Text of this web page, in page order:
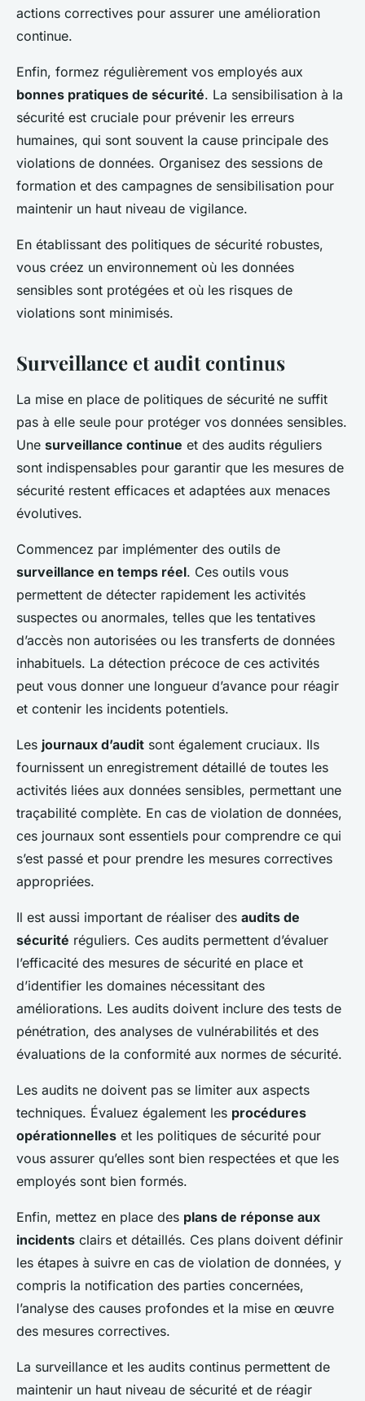
actions correctives pour assurer une amélioration
continue.
Enfin, formez régulièrement vos employés aux
bonnes pratiques de sécurité. La sensibilisation à la
sécurité est cruciale pour prévenir les erreurs
humaines, qui sont souvent la cause principale des
violations de données. Organisez des sessions de
formation et des campagnes de sensibilisation pour
maintenir un haut niveau de vigilance.
En établissant des politiques de sécurité robustes,
vous créez un environnement où les données
sensibles sont protégées et où les risques de
violations sont minimisés.
Surveillance et audit continus
La mise en place de politiques de sécurité ne suffit
pas à elle seule pour protéger vos données sensibles.
Une surveillance continue et des audits réguliers
sont indispensables pour garantir que les mesures de
sécurité restent efficaces et adaptées aux menaces
évolutives.
Commencez par implémenter des outils de
surveillance en temps réel. Ces outils vous
permettent de détecter rapidement les activités
suspectes ou anormales, telles que les tentatives
d’accès non autorisées ou les transferts de données
inhabituels. La détection précoce de ces activités
peut vous donner une longueur d’avance pour réagir
et contenir les incidents potentiels.
Les journaux d’audit sont également cruciaux. Ils
fournissent un enregistrement détaillé de toutes les
activités liées aux données sensibles, permettant une
traçabilité complète. En cas de violation de données,
ces journaux sont essentiels pour comprendre ce qui
s’est passé et pour prendre les mesures correctives
appropriées.
Il est aussi important de réaliser des audits de
sécurité réguliers. Ces audits permettent d’évaluer
l’efficacité des mesures de sécurité en place et
d’identifier les domaines nécessitant des
améliorations. Les audits doivent inclure des tests de
pénétration, des analyses de vulnérabilités et des
évaluations de la conformité aux normes de sécurité.
Les audits ne doivent pas se limiter aux aspects
techniques. Évaluez également les procédures
opérationnelles et les politiques de sécurité pour
vous assurer qu’elles sont bien respectées et que les
employés sont bien formés.
Enfin, mettez en place des plans de réponse aux
incidents clairs et détaillés. Ces plans doivent définir
les étapes à suivre en cas de violation de données, y
compris la notification des parties concernées,
l’analyse des causes profondes et la mise en œuvre
des mesures correctives.
La surveillance et les audits continus permettent de
maintenir un haut niveau de sécurité et de réagir